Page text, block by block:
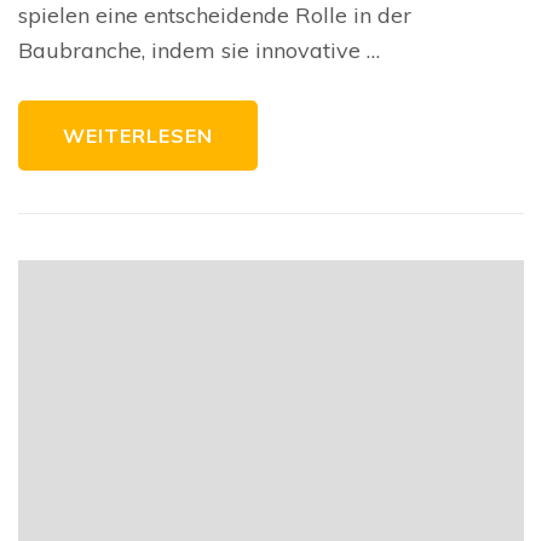
spielen eine entscheidende Rolle in der
Baubranche, indem sie innovative …
WEITERLESEN